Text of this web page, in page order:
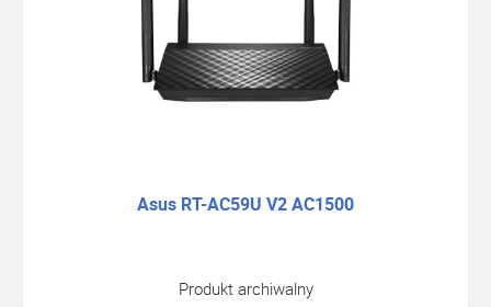
Asus RT-AC59U V2 AC1500
Produkt archiwalny